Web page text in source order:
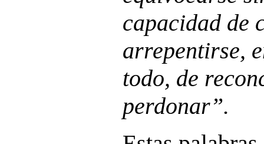
capacidad de
arrepentirse,
todo, de
perdonar”.